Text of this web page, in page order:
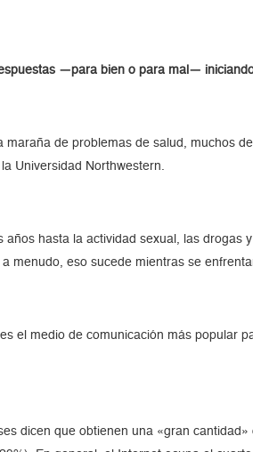
—para bien o para mal—
de problemas de salud, muchos
Universidad Northwestern.
hasta la actividad sexual, las drogas
menudo, eso sucede mientras se
el medio de comunicación más popular
dicen que obtienen una «gran